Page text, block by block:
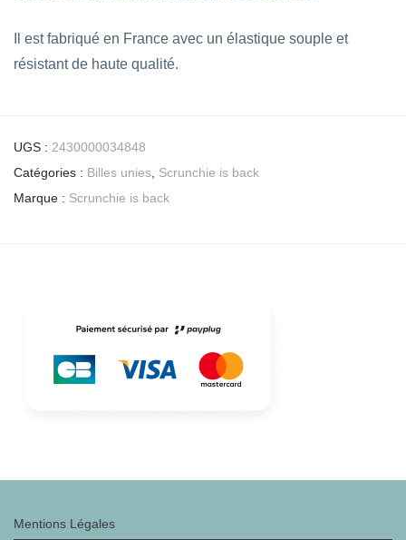
Il est fabriqué en France avec un élastique souple et
résistant de haute qualité.
UGS : 2430000034848
Catégories : Billes unies Scrunchie is back
Marque : Scrunchie is back
Mentions Légales